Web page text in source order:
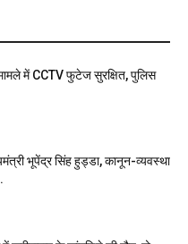
मामले में CCTV फुटेज सुरक्षित, पुलिस
भूपेंद्र सिंह हुड्डा, कानून-व्यवस्था